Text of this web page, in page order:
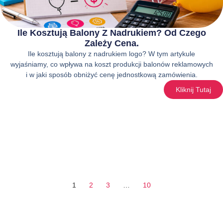
Ile Kosztują Balony Z Nadrukiem? Od Czego
Zależy Cena.
Ile kosztują balony z nadrukiem logo? W tym artykule
wyjaśniamy, co wpływa na koszt produkcji balonów reklamowych
i w jaki sposób obniżyć cenę jednostkową zamówienia.
Kliknij Tutaj
1 2 3 10